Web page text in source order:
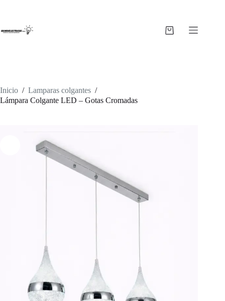
Carro
Inicio / Lamparas colgantes /
Lámpara Colgante LED – Gotas Cromadas